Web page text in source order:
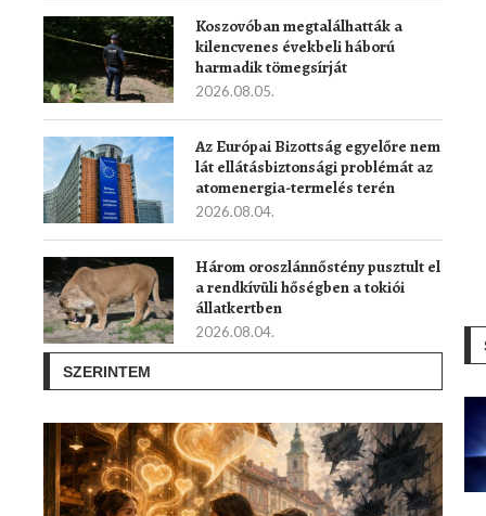
Koszovóban megtalálhatták a
kilencvenes évekbeli háború
harmadik tömegsírját
2026.08.05.
Az Európai Bizottság egyelőre nem
lát ellátásbiztonsági problémát az
atomenergia-termelés terén
2026.08.04.
Három oroszlánnőstény pusztult el
a rendkívüli hőségben a tokiói
állatkertben
2026.08.04.
SZERINTEM